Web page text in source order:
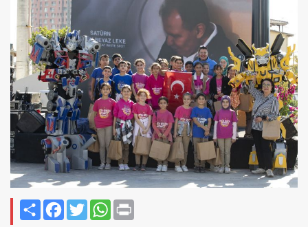
PaylaşFacebook
TwitterWhatsApp